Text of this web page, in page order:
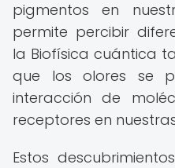
pigmentos en
permite percibir
la Biofísica cuántica
que los olores se
interacción de
receptores en
Estos